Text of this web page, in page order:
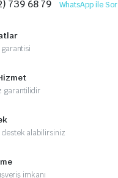
739 68 79 WhatsApp ile Sor
garantilidir
destek alabilirsiniz
imkanı